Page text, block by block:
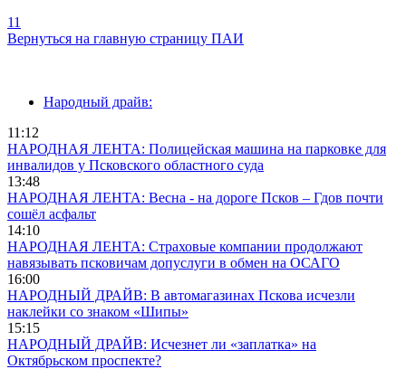
11
Вернуться на главную страницу ПАИ
Народный драйв:
11:12
НАРОДНАЯ ЛЕНТА: Полицейская машина на парковке для
инвалидов у Псковского областного суда
13:48
НАРОДНАЯ ЛЕНТА: Весна - на дороге Псков – Гдов почти
сошёл асфальт
14:10
НАРОДНАЯ ЛЕНТА: Страховые компании продолжают
навязывать псковичам допуслуги в обмен на ОСАГО
16:00
НАРОДНЫЙ ДРАЙВ: В автомагазинах Пскова исчезли
наклейки со знаком «Шипы»
15:15
НАРОДНЫЙ ДРАЙВ: Исчезнет ли «заплатка» на
Октябрьском проспекте?